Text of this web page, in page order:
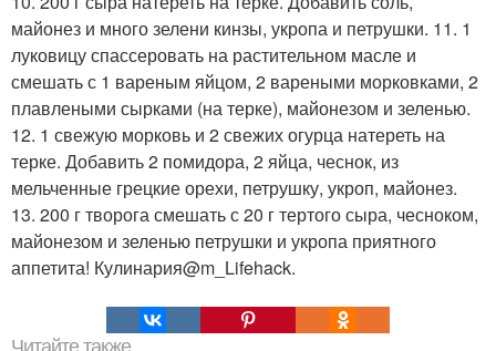
майонез и много зелени кинзы, укропа и петрушки. 11. 1
луковицу спассеровать на растительном масле и
смешать с 1 вареным яйцом, 2 вареными морковками, 2
плавлеными сырками (на терке), майонезом и зеленью.
12. 1 свежую морковь и 2 свежих огурца натереть на
терке. Добавить 2 помидора, 2 яйца, чеснок, из
мельченные грецкие орехи, петрушку, укроп, майонез.
13. 200 г творога смешать с 20 г тертого сыра, чесноком,
майонезом и зеленью петрушки и укропа приятного
аппетита! Кулинария@m_Lifehack.